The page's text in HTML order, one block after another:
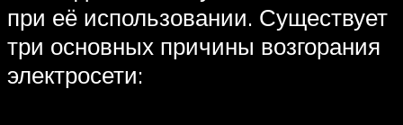
при её использовании. Существует
три основных причины возгорания
электросети: